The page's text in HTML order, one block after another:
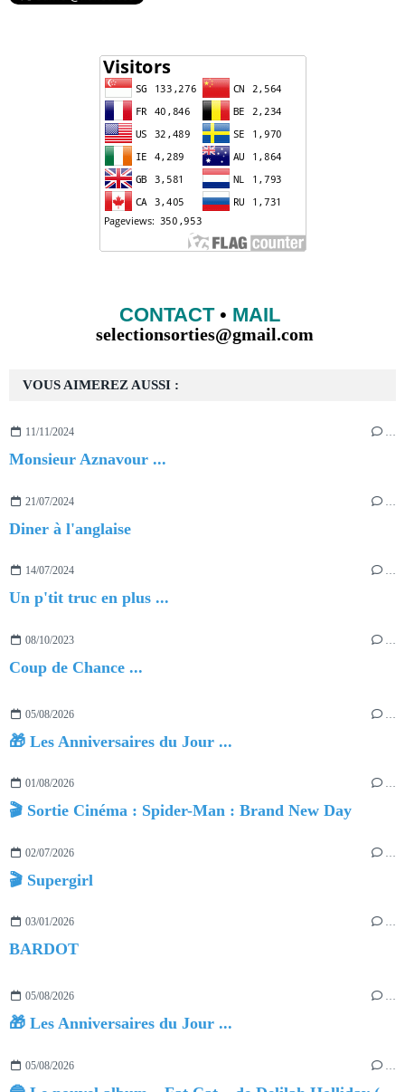
VOUS AIMEREZ AUSSI :
11/11/2024 …
Monsieur Aznavour ...
21/07/2024 …
Diner à l'anglaise
14/07/2024 …
Un p'tit truc en plus ...
08/10/2023
Coup de Chance ...
05/08/2026 …
🎁 Les Anniversaires du Jour ...
01/08/2026 …
🎬 Sortie Cinéma : Spider-Man : Brand New Day
02/07/2026
🎬 Supergirl
03/01/2026 …
BARDOT
05/08/2026 …
🎁 Les Anniversaires du Jour ...
05/08/2026 …
CONTACT• MAIL
selectionsorties@gmail.com